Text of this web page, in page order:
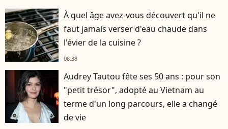
À quel âge avez-vous découvert qu'il ne
faut jamais verser d'eau chaude dans
l'évier de la cuisine ?
08:38
Audrey Tautou fête ses 50 ans : pour son
"petit trésor", adopté au Vietnam au
terme d'un long parcours, elle a changé
de vie